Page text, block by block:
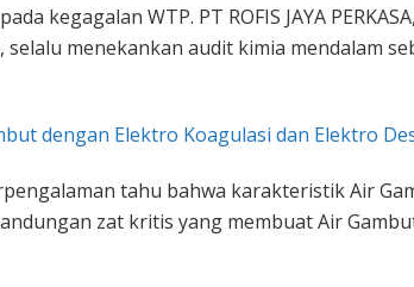
kegagalan WTP. PT ROFIS JAYA
menekankan audit kimia mendalam
dengan Elektro Koagulasi dan Elektro
tahu bahwa karakteristik Air
zat kritis yang membuat Air